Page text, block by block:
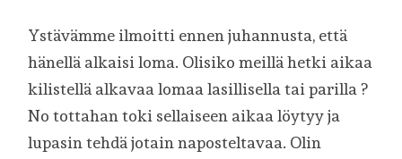
Ystävämme ilmoitti ennen juhannusta, että
hänellä alkaisi loma. Olisiko meillä hetki aikaa
kilistellä alkavaa lomaa lasillisella tai parilla ?
No tottahan toki sellaiseen aikaa löytyy ja
lupasin tehdä jotain naposteltavaa. Olin